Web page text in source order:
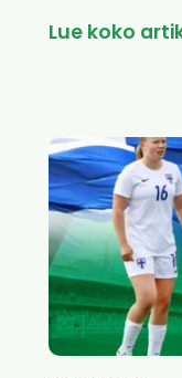
Lue koko